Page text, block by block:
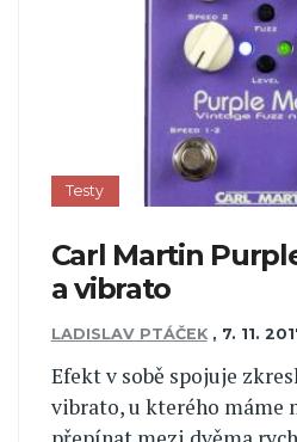
Testy
Carl Martin
a vibrato
LADISLAV PTÁČEK , 7. 11.
Efekt v sobě spojuje
vibrato, u kterého máme